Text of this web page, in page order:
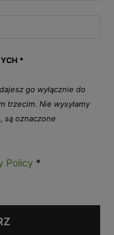
*
go wyłącznie do
trzecim. Nie wysyłamy
są oznaczone
Policy *